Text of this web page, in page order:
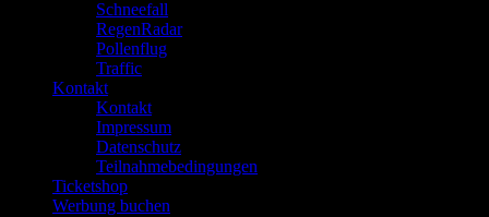
Schneefall
RegenRadar
Pollenflug
Traffic
Kontakt
Kontakt
Impressum
Datenschutz
Teilnahmebedingungen
Ticketshop
Werbung buchen